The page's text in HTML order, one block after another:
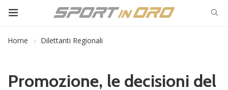
Home Dilettanti Regionali
Promozione, le decisioni del